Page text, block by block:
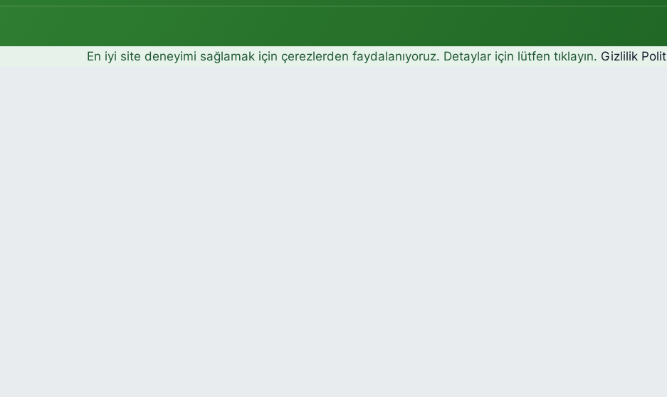
En iyi site deneyimi sağlamak için çerezlerden faydalanıyoruz. Detaylar için lütfen tıklayın. Gizlilik